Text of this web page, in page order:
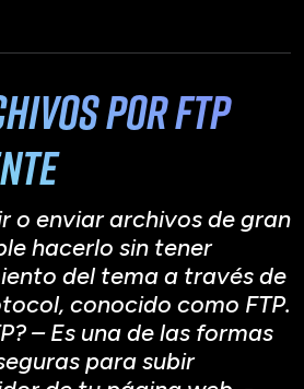
por FTP
o enviar archivos de gran
hacerlo sin tener
del tema a través de
conocido como FTP.
– Es una de las formas
para subir